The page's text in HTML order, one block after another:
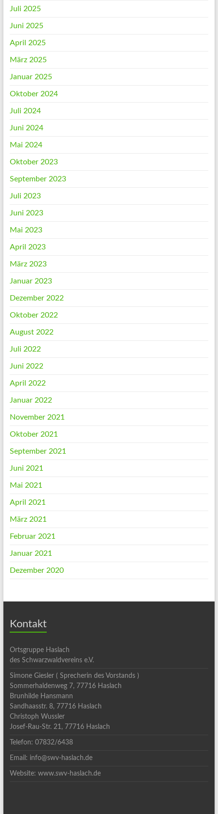
Juli 2025
Juni 2025
April 2025
März 2025
Januar 2025
Oktober 2024
Juli 2024
Juni 2024
Mai 2024
Oktober 2023
September 2023
Juli 2023
Juni 2023
Mai 2023
April 2023
März 2023
Januar 2023
Dezember 2022
Oktober 2022
August 2022
Juli 2022
Juni 2022
April 2022
Januar 2022
November 2021
Oktober 2021
September 2021
Juni 2021
Mai 2021
April 2021
März 2021
Februar 2021
Januar 2021
Dezember 2020
Kontakt
Ortsgruppe Haslach
des Schwarzwaldvereins e.V.
Simone Giesler ( Sprecherin des Vorstands )
Sommerhaldenweg 7, 77716 Haslach
Brunhilde Hansmann
Sandhaasstr. 8, 77716 Haslach
Christoph Wussler
Josef-Rau-Str. 21, 77716 Haslach
Telefon: 07832/6438
Email: info@swv-haslach.de
Website: www.swv-haslach.de